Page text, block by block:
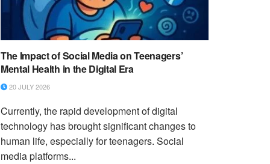
The Impact of Social Media on Teenagers’
Mental Health in the Digital Era
20 JULY 2026
Currently, the rapid development of digital
technology has brought significant changes to
human life, especially for teenagers. Social
media platforms...